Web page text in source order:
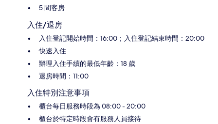
5 間客房
入住/退房
入住登記開始時間：16:00；入住登記結束時間：20:00
快速入住
辦理入住手續的最低年齡：18 歲
退房時間：11:00
入住特別注意事項
櫃台每日服務時段為 08:00 - 20:00
櫃台於特定時段會有服務人員接待